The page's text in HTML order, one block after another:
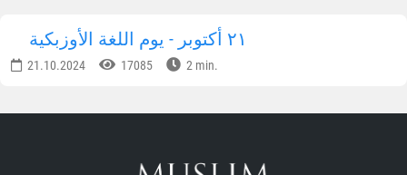
٢١ أكتوبر - يوم اللغة الأوزبكية
21.10.2024 17085 2 min.